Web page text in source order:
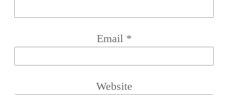
Email *
Website